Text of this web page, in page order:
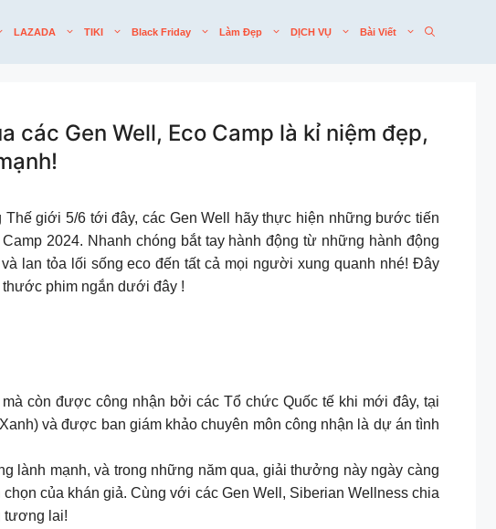
LAZADA TIKI Black Friday Làm Đẹp DỊCH VỤ Bài Viết
các Gen Well, Eco Camp là kỉ niệm đẹp,
Thế giới 5/6 tới đây, các Gen Well hãy thực hiện những bước tiến
2024. Nhanh chóng bắt tay hành động từ những hành động
lan tỏa lối sống eco đến tất cả mọi người xung quanh nhé! Đây
phim ngắn dưới đây !
còn được công nhận bởi các Tổ chức Quốc tế khi mới đây, tại
và được ban giám khảo chuyên môn công nhận là dự án tình
lành mạnh, và trong những năm qua, giải thưởng này ngày càng
của khán giả. Cùng với các Gen Well, Siberian Wellness chia
tương lai!